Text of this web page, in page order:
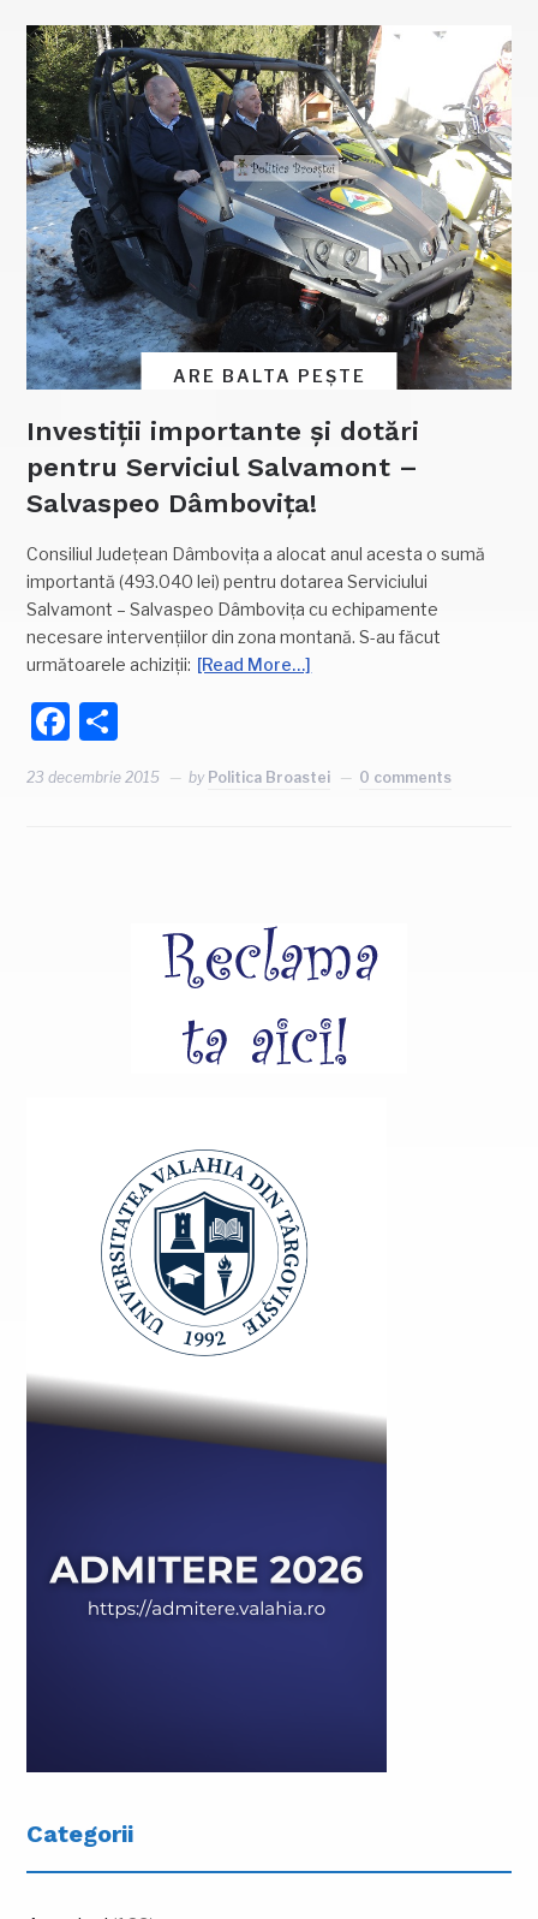
ARE BALTA PEȘTE
Investiții importante și dotări
pentru Serviciul Salvamont –
Salvaspeo Dâmbovița!
Consiliul Județean Dâmbovița a alocat anul acesta o sumă
importantă (493.040 lei) pentru dotarea Serviciului
Salvamont – Salvaspeo Dâmbovița cu echipamente
necesare intervențiilor din zona montană. S-au făcut
următoarele achiziții: [Read More…]
Facebook
23 decembrie 2015 by Politica Broastei 0 comments
Categorii